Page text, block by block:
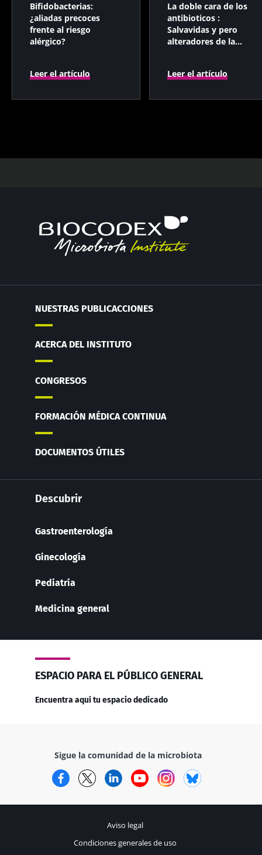
Bifidobacterias:
¿aliadas precoces
frente al riesgo
alérgico?
Leer el artículo
La doble cara de los
antibioticos :
Salvavidas y pero
alteradores de la
Leer el artículo
NUESTRAS PUBLICACCIONES
ACERCA DEL INSTITUTO
CONGRESOS
FORMACIÓN MÉDICA CONTINUA
DOCUMENTOS ÚTILES
Descubrir
Gastroenterología
Ginecología
Pediatría
Medicina general
ESPACIO PARA EL PÚBLICO GENERAL
Encuentra aquí tu espacio dedicado
Sigue la comunidad de la microbiota
FacebookTwitterLinkedInYouTubeInstagram
Aviso legal
Condiciones generales de uso